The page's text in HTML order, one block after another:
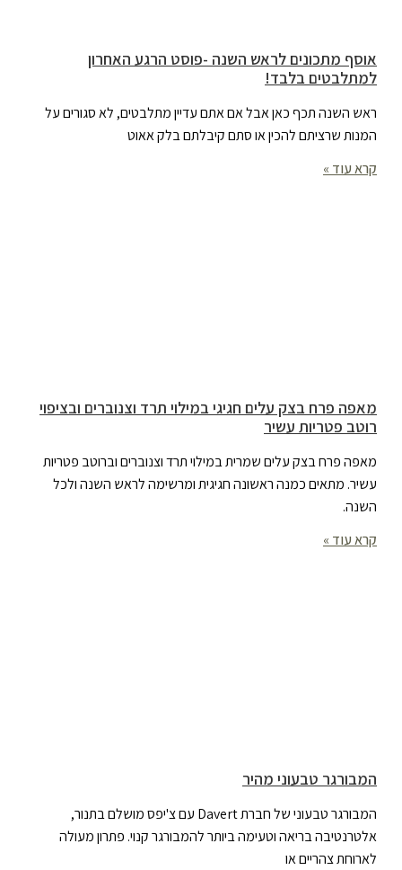
אוסף מתכונים לראש השנה -פוסט הרגע האחרון
למתלבטים בלבד!
ראש השנה תכף כאן אבל אם אתם עדיין מתלבטים, לא סגורים על
המנות שרציתם להכין או סתם קיבלתם בלק אאוט
קרא עוד »
מאפה פרח בצק עלים חגיגי במילוי תרד וצנוברים ובציפוי
רוטב פטריות עשיר
מאפה פרח בצק עלים שמרית במילוי תרד וצנוברים וברוטב פטריות
עשיר. מתאים כמנה ראשונה חגיגית ומרשימה לראש השנה ולכל
השנה.
קרא עוד »
המבורגר טבעוני מהיר
המבורגר טבעוני של חברת Davert עם צ'יפס מושלם בתנור,
אלטרנטיבה בריאה וטעימה ביותר להמבורגר קנוי. פתרון מעולה
לארוחת צהריים או